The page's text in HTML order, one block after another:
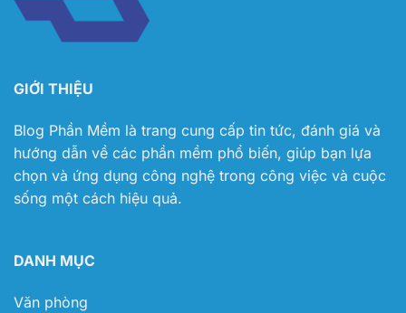
GIỚI THIỆU
Blog Phần Mềm là trang cung cấp tin tức, đánh giá và
hướng dẫn về các phần mềm phổ biến, giúp bạn lựa
chọn và ứng dụng công nghệ trong công việc và cuộc
sống một cách hiệu quả.
DANH MỤC
Văn phòng